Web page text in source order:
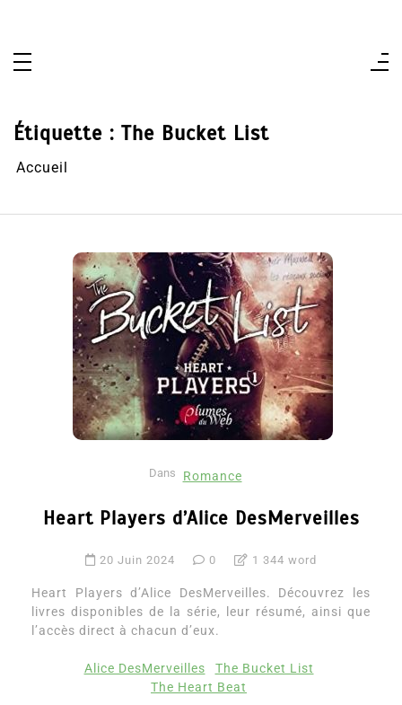
Étiquette : The Bucket List
Accueil
Dans Romance
Heart Players d’Alice DesMerveilles
20 Juin 2024 0 1 344 word
Heart Players d’Alice DesMerveilles. Découvrez les
livres disponibles de la série, leur résumé, ainsi que
l’accès direct à chacun d’eux.
Alice DesMerveilles
The Bucket List
The Heart Beat